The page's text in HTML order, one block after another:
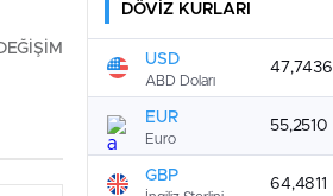
DÖVİZ KURLARI
USD
ABD Doları
47,7436
EUR
Euro
55,2510
GBP
64,4811